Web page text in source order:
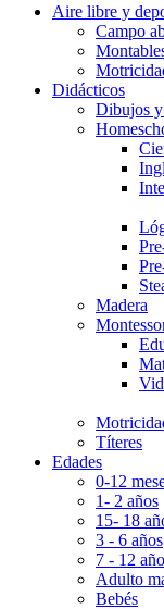
Aire libre y
Campo
Didácticos
Dibujos
Madera
Títeres
Edades
0-12
1- 2 años
15- 18
3 - 6 años
7 - 12
Adulto
Bebés